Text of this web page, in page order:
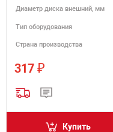
Диаметр диска внешний, мм
Тип оборудования
Страна производства
317 ₽
Купить